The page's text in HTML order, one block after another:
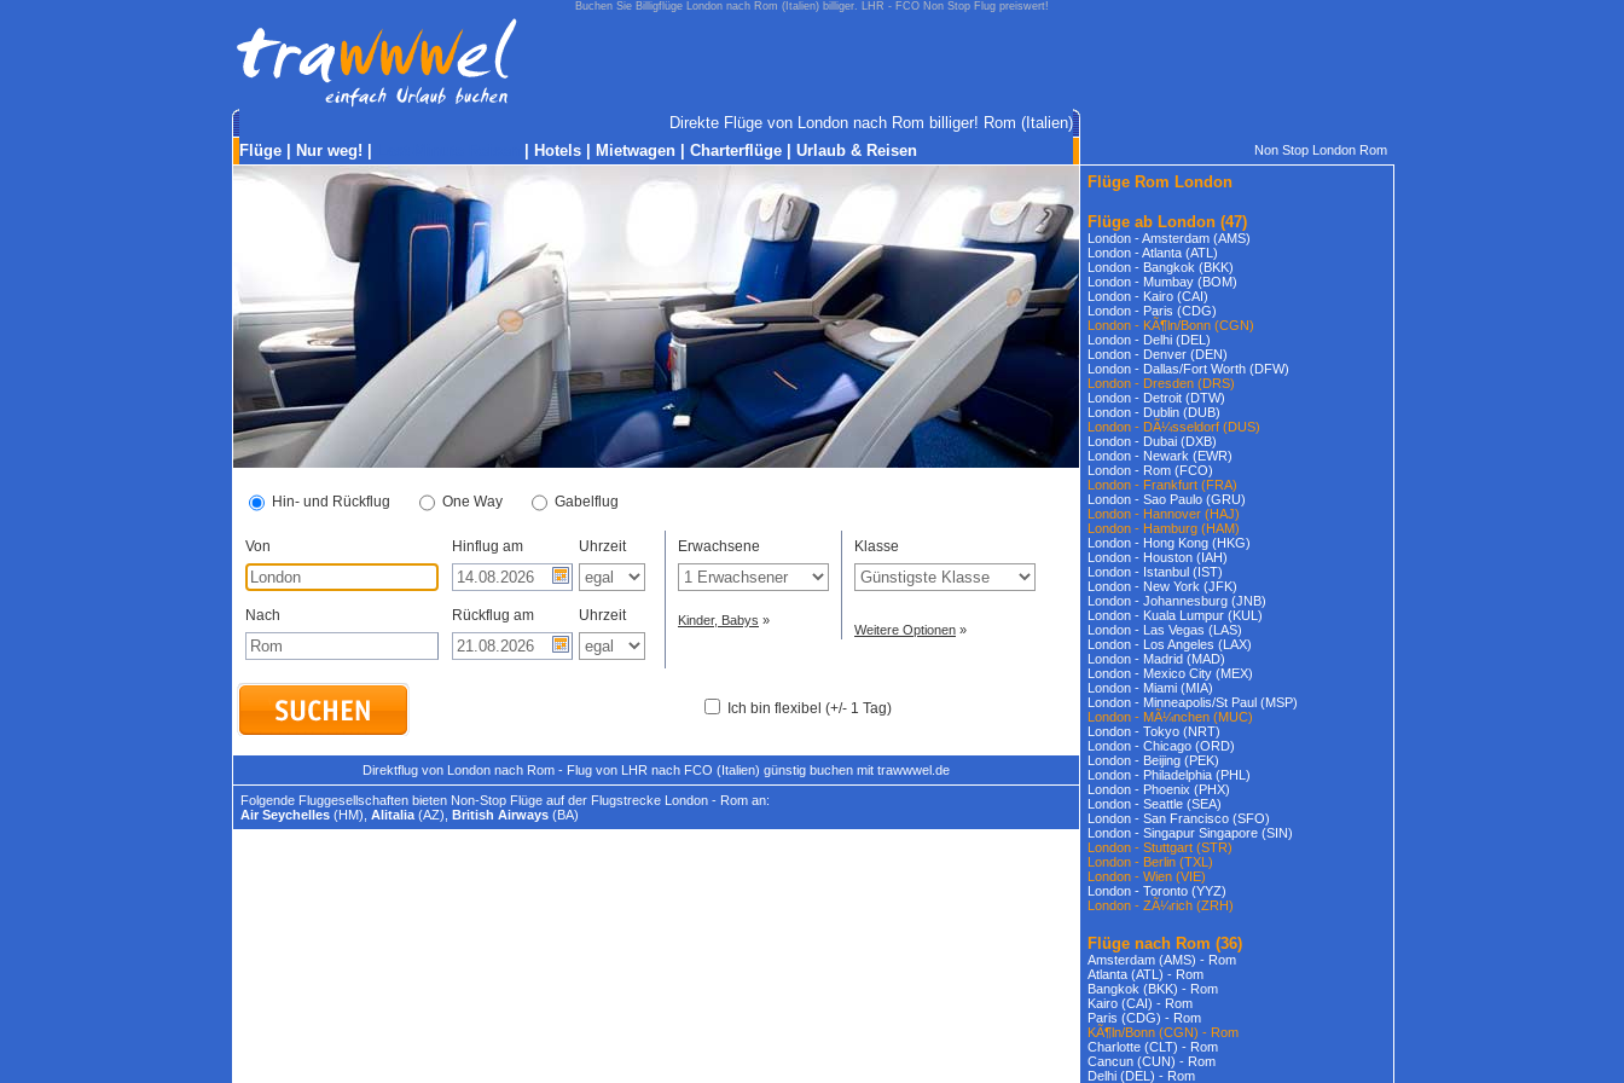
Buchen Sie Billigflüge London nach Rom (Italien) billiger. LHR - FCO Non Stop Flug preiswert!
Direkte Flüge von London nach Rom billiger! Rom (Italien)
Flüge
Nur weg! Hotels Mietwagen Charterflüge Urlaub & Reisen Non Stop London Rom
Hin- und Rückflug One Way Gabelflug
Von Hinflug am Uhrzeit
Nach Rückflug am Uhrzeit
Erwachsene
Kinder, Babys »
Klasse
Weitere Optionen »
Ich bin flexibel (+/- 1 Tag)
Direktflug von London nach Rom - Flug von LHR nach FCO (Italien) günstig buchen mit trawwwel.de
Folgende Fluggesellschaften bieten Non-Stop Flüge auf der Flugstrecke London - Rom an:
Air Seychelles (HM), Alitalia (AZ), British Airways (BA)
Flüge Rom London
Flüge ab London (47)
London - Amsterdam (AMS)
London - Atlanta (ATL)
London - Bangkok (BKK)
London - Mumbay (BOM)
London - Kairo (CAI)
London - Paris (CDG)
London - KÃ¶ln/Bonn (CGN)
London - Delhi (DEL)
London - Denver (DEN)
London - Dallas/Fort Worth (DFW)
London - Dresden (DRS)
London - Detroit (DTW)
London - Dublin (DUB)
London - DÃ¼sseldorf (DUS)
London - Dubai (DXB)
London - Newark (EWR)
London - Rom (FCO)
London - Frankfurt (FRA)
London - Sao Paulo (GRU)
London - Hannover (HAJ)
London - Hamburg (HAM)
London - Hong Kong (HKG)
London - Houston (IAH)
London - Istanbul (IST)
London - New York (JFK)
London - Johannesburg (JNB)
London - Kuala Lumpur (KUL)
London - Las Vegas (LAS)
London - Los Angeles (LAX)
London - Madrid (MAD)
London - Mexico City (MEX)
London - Miami (MIA)
London - Minneapolis/St Paul (MSP)
London - MÃ¼nchen (MUC)
London - Tokyo (NRT)
London - Chicago (ORD)
London - Beijing (PEK)
London - Philadelphia (PHL)
London - Phoenix (PHX)
London - Seattle (SEA)
London - San Francisco (SFO)
London - Singapur Singapore (SIN)
London - Stuttgart (STR)
London - Berlin (TXL)
London - Wien (VIE)
London - Toronto (YYZ)
London - ZÃ¼rich (ZRH)
Flüge nach Rom (36)
Amsterdam (AMS) - Rom
Atlanta (ATL) - Rom
Bangkok (BKK) - Rom
Kairo (CAI) - Rom
Paris (CDG) - Rom
KÃ¶ln/Bonn (CGN) - Rom
Charlotte (CLT) - Rom
Cancun (CUN) - Rom
Delhi (DEL) - Rom